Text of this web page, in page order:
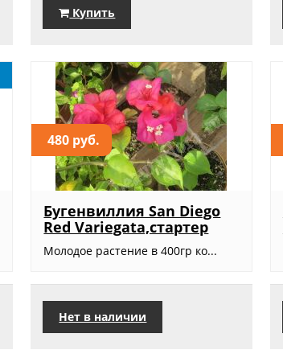
Купить
480 руб.
Бугенвиллия San Diego
Red Variegata,стартер
Молодое растение в 400гр ко...
Нет в наличии